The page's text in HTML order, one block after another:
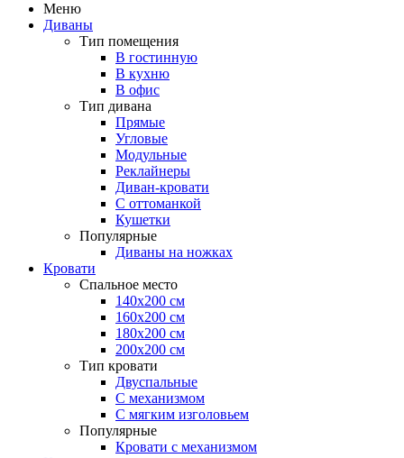
Меню
Диваны
Тип помещения
В гостинную
В кухню
В офис
Тип дивана
Прямые
Угловые
Модульные
Реклайнеры
Диван-кровати
С оттоманкой
Кушетки
Популярные
Диваны на ножках
Кровати
Спальное место
140х200 см
160х200 см
180х200 см
200х200 см
Тип кровати
Двуспальные
С механизмом
С мягким изголовьем
Популярные
Кровати с механизмом